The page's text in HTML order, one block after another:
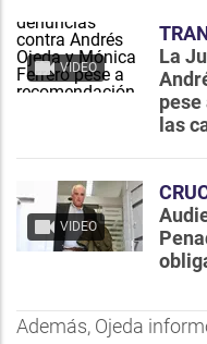
VIDEO
La
las
VIDEO
Además, Ojeda